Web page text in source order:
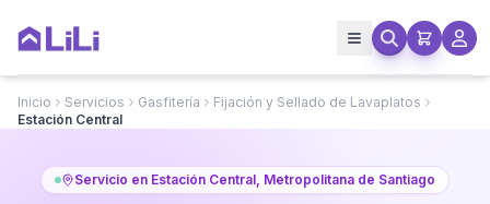
Inicio Servicios Gasfitería
Fijación y Sellado de Lavaplatos
Estación Central
Servicio en Estación Central, Metropolitana de Santiago